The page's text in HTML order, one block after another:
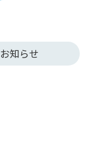
お知らせ